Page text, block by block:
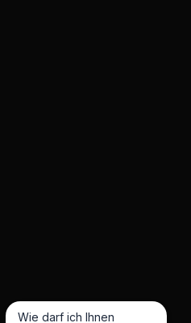
Wie darf ich Ihnen